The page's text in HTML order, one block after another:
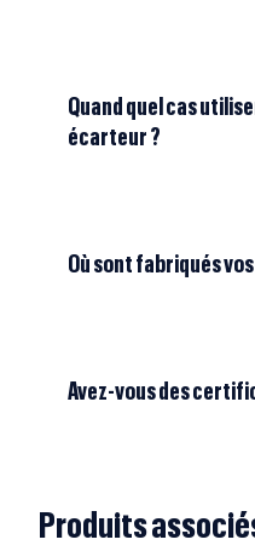
Quand quel cas
écarteur ?
Où sont fabriqués
Avez-vous des
Produits